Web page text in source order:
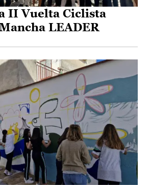
II Vuelta Ciclista
LEADER